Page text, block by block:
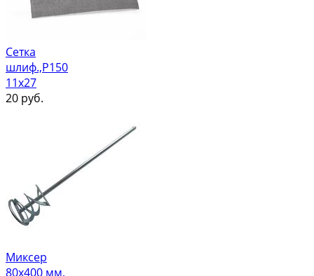
Сетка
шлиф.,Р150
11х27
20 руб.
Миксер
80х400 мм,